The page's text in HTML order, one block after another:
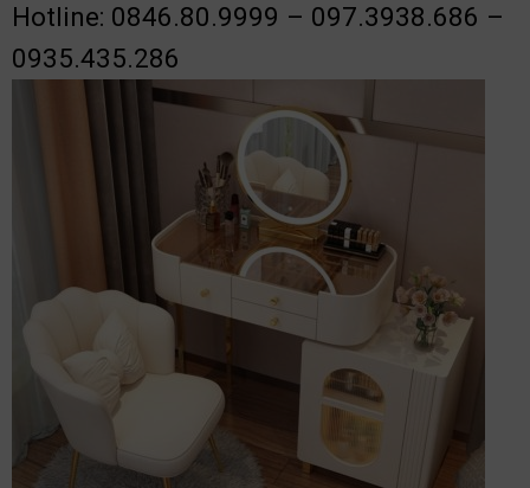
Hotline: 0846.80.9999 – 097.3938.686 –
0935.435.286